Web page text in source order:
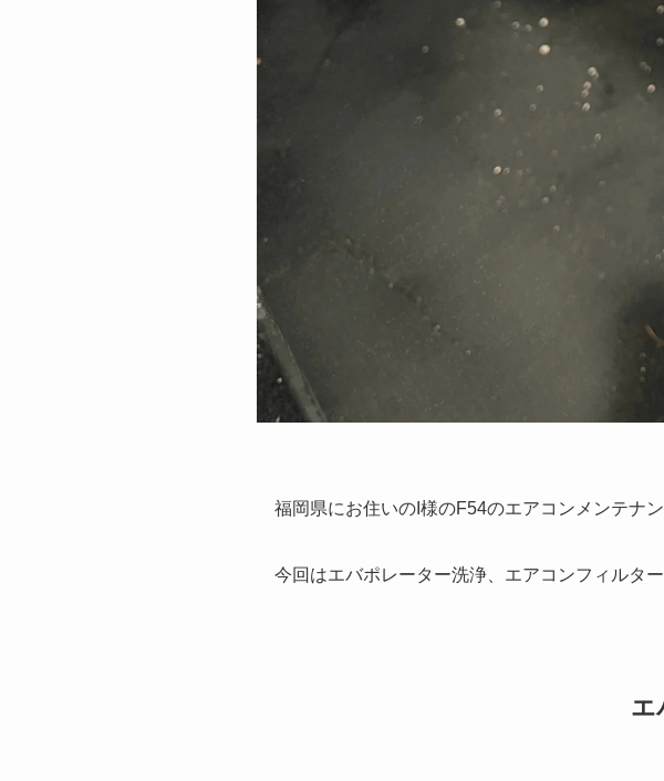
福岡県にお住いのI様のF54のエアコンメンテナン
今回はエバポレーター洗浄、エアコンフィルター
エ